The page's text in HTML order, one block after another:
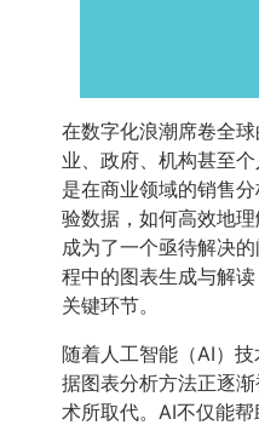
在数字化浪潮席卷全
业、政府、机构甚至
是在商业领域的销售
验数据，如何高效地
成为了一个亟待解决
程中的图表生成与解
关键环节。
随着人工智能（AI）
据图表分析方法正逐
术所取代。AI不仅能